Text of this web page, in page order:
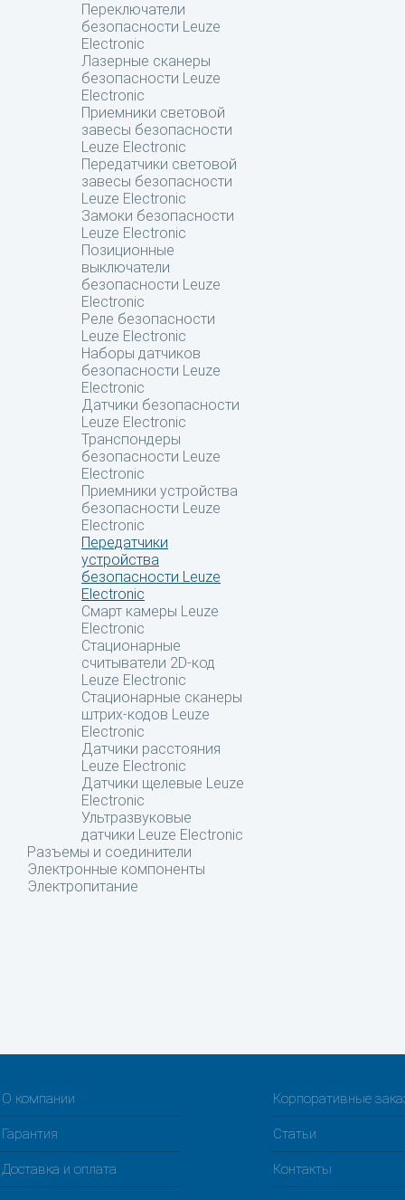
Переключатели
безопасности Leuze
Electronic
Лазерные сканеры
безопасности Leuze
Electronic
Приемники световой
завесы безопасности
Leuze Electronic
Передатчики световой
завесы безопасности
Leuze Electronic
Замоки безопасности
Leuze Electronic
Позиционные
выключатели
безопасности Leuze
Electronic
Реле безопасности
Leuze Electronic
Наборы датчиков
безопасности Leuze
Electronic
Датчики безопасности
Leuze Electronic
Транспондеры
безопасности Leuze
Electronic
Приемники устройства
безопасности Leuze
Electronic
Передатчики
устройства
безопасности Leuze
Electronic
Смарт камеры Leuze
Electronic
Стационарные
считыватели 2D-код
Leuze Electronic
Стационарные сканеры
штрих-кодов Leuze
Electronic
Датчики расстояния
Leuze Electronic
Датчики щелевые Leuze
Electronic
Ультразвуковые
датчики Leuze Electronic
Разъемы и соединители
Электронные компоненты
Электропитание
О компании Корпоративные
Гарантия Статьи
Доставка и оплата Контакты